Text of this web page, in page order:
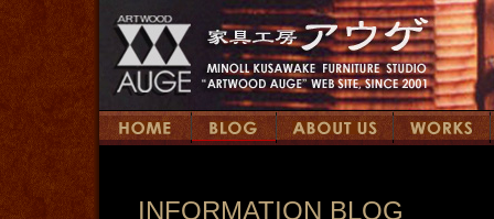
INFORMATION BLOG